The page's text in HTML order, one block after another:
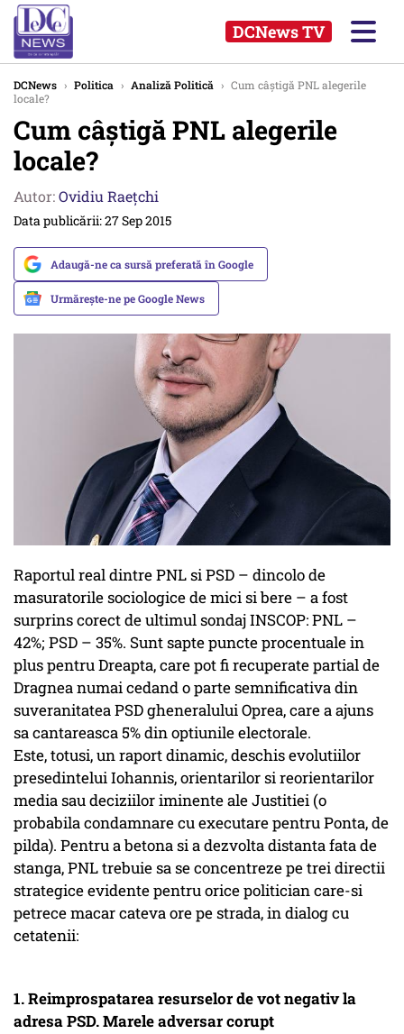
DCNews TV
DCNews › Politica › Analiză Politică › Cum câștigă PNL alegerile
locale?
Cum câștigă PNL alegerile
locale?
Autor:Ovidiu Raețchi
Data publicării: 27 Sep 2015
Adaugă-ne ca sursă preferată în Google
Urmărește-ne pe Google News
Raportul real dintre PNL si PSD – dincolo de
masuratorile sociologice de mici si bere – a fost
surprins corect de ultimul sondaj INSCOP: PNL –
42%; PSD – 35%. Sunt sapte puncte procentuale in
plus pentru Dreapta, care pot fi recuperate partial de
Dragnea numai cedand o parte semnificativa din
suveranitatea PSD gheneralului Oprea, care a ajuns
sa cantareasca 5% din optiunile electorale.
Este, totusi, un raport dinamic, deschis evolutiilor
presedintelui Iohannis, orientarilor si reorientarilor
media sau deciziilor iminente ale Justitiei (o
probabila condamnare cu executare pentru Ponta, de
pilda). Pentru a betona si a dezvolta distanta fata de
stanga, PNL trebuie sa se concentreze pe trei directii
strategice evidente pentru orice politician care-si
petrece macar cateva ore pe strada, in dialog cu
cetatenii:
1.Reimprospatarea resurselor de vot negativ la
adresa PSD. Marele adversar corupt